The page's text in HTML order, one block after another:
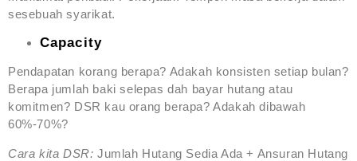
sesebuah syarikat.
Capacity
Pendapatan korang berapa? Adakah konsisten setiap bulan?
Berapa jumlah baki selepas dah bayar hutang atau
komitmen? DSR kau orang berapa? Adakah dibawah
60%-70%?
Cara kita DSR: Jumlah Hutang Sedia Ada + Ansuran Hutang